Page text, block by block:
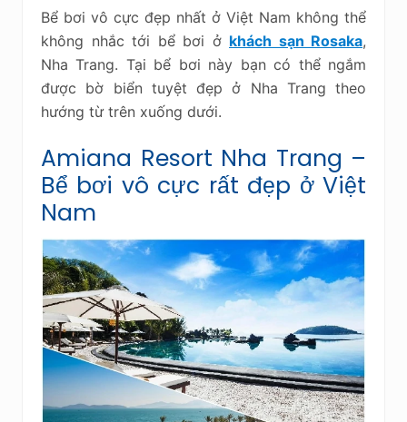
Bể bơi vô cực đẹp nhất ở Việt Nam không thể
không nhắc tới bể bơi ở khách sạn Rosaka,
Nha Trang. Tại bể bơi này bạn có thể ngắm
được bờ biển tuyệt đẹp ở Nha Trang theo
hướng từ trên xuống dưới.
Amiana Resort Nha Trang –
Bể bơi vô cực rất đẹp ở Việt
Nam